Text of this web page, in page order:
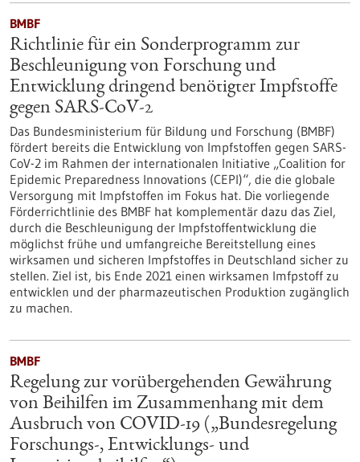
BMBF
Richtlinie für ein Sonderprogramm zur
Beschleunigung von Forschung und
Entwicklung dringend benötigter Impfstoffe
gegen SARS-CoV-2
Das Bundesministerium für Bildung und Forschung (BMBF)
fördert bereits die Entwicklung von Impfstoffen gegen SARS-
CoV-2 im Rahmen der internationalen Initiative „Coalition for
Epidemic Preparedness Innovations (CEPI)“, die die globale
Versorgung mit Impfstoffen im Fokus hat. Die vorliegende
Förderrichtlinie des BMBF hat komplementär dazu das Ziel,
durch die Beschleunigung der Impfstoffentwicklung die
möglichst frühe und umfangreiche Bereitstellung eines
wirksamen und sicheren Impfstoffes in Deutschland sicher zu
stellen. Ziel ist, bis Ende 2021 einen wirksamen Imfpstoff zu
entwicklen und der pharmazeutischen Produktion zugänglich
zu machen.
BMBF
Regelung zur vorübergehenden Gewährung
von Beihilfen im Zusammenhang mit dem
Ausbruch von COVID-19 („Bundesregelung
Forschungs-, Entwicklungs- und